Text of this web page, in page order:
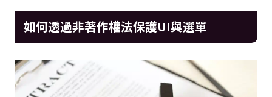
如何透過非著作權法保護UI與選單